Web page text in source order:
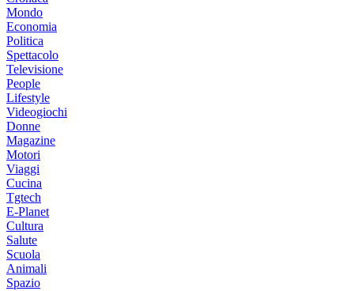
Mondo
Economia
Politica
Spettacolo
Televisione
People
Lifestyle
Videogiochi
Donne
Magazine
Motori
Viaggi
Cucina
Tgtech
E-Planet
Cultura
Salute
Scuola
Animali
Spazio